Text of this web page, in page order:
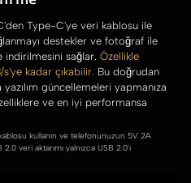
Type-C'ye veri kablosu ile
destekler ve fotoğraf ile
indirilmesini sağlar. Özellikle
kadar çıkabilir. Bu doğrudan
güncellemeleri yapmanıza
ve en iyi performansa
kullanın ve telefonunuzun 5V 2A
veri aktarımı yalnızca USB 2.0'ı